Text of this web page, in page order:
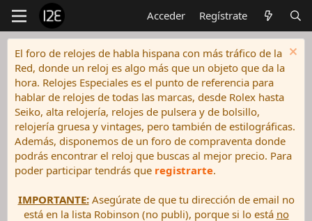
Acceder Regístrate
El foro de relojes de habla hispana con más tráfico de la
Red, donde un reloj es algo más que un objeto que da la
hora. Relojes Especiales es el punto de referencia para
hablar de relojes de todas las marcas, desde Rolex hasta
Seiko, alta relojería, relojes de pulsera y de bolsillo,
relojería gruesa y vintages, pero también de estilográficas.
Además, disponemos de un foro de compraventa donde
podrás encontrar el reloj que buscas al mejor precio. Para
poder participar tendrás que registrarte.
IMPORTANTE:Asegúrate de que tu dirección de email no
está en la lista Robinson (no publi), porque si lo está no